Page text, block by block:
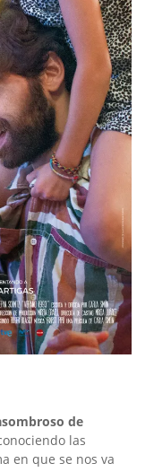
de
las
en que se nos va